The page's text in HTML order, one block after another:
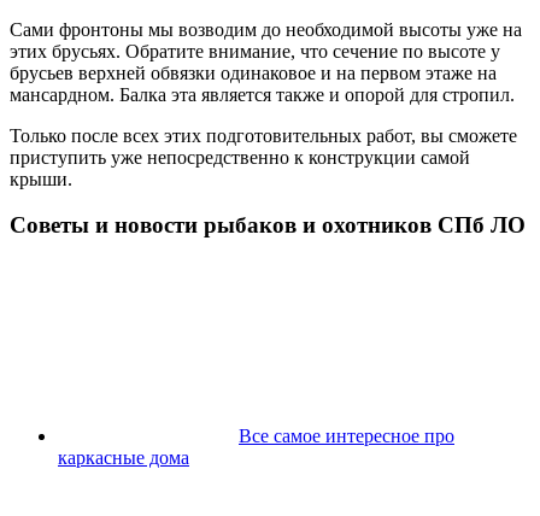
Сами фронтоны мы возводим до необходимой высоты уже на
этих брусьях. Обратите внимание, что сечение по высоте у
брусьев верхней обвязки одинаковое и на первом этаже на
мансардном. Балка эта является также и опорой для стропил.
Только после всех этих подготовительных работ, вы сможете
приступить уже непосредственно к конструкции самой
крыши.
Советы и новости рыбаков и охотников СПб ЛО
Все самое интересное про
каркасные дома